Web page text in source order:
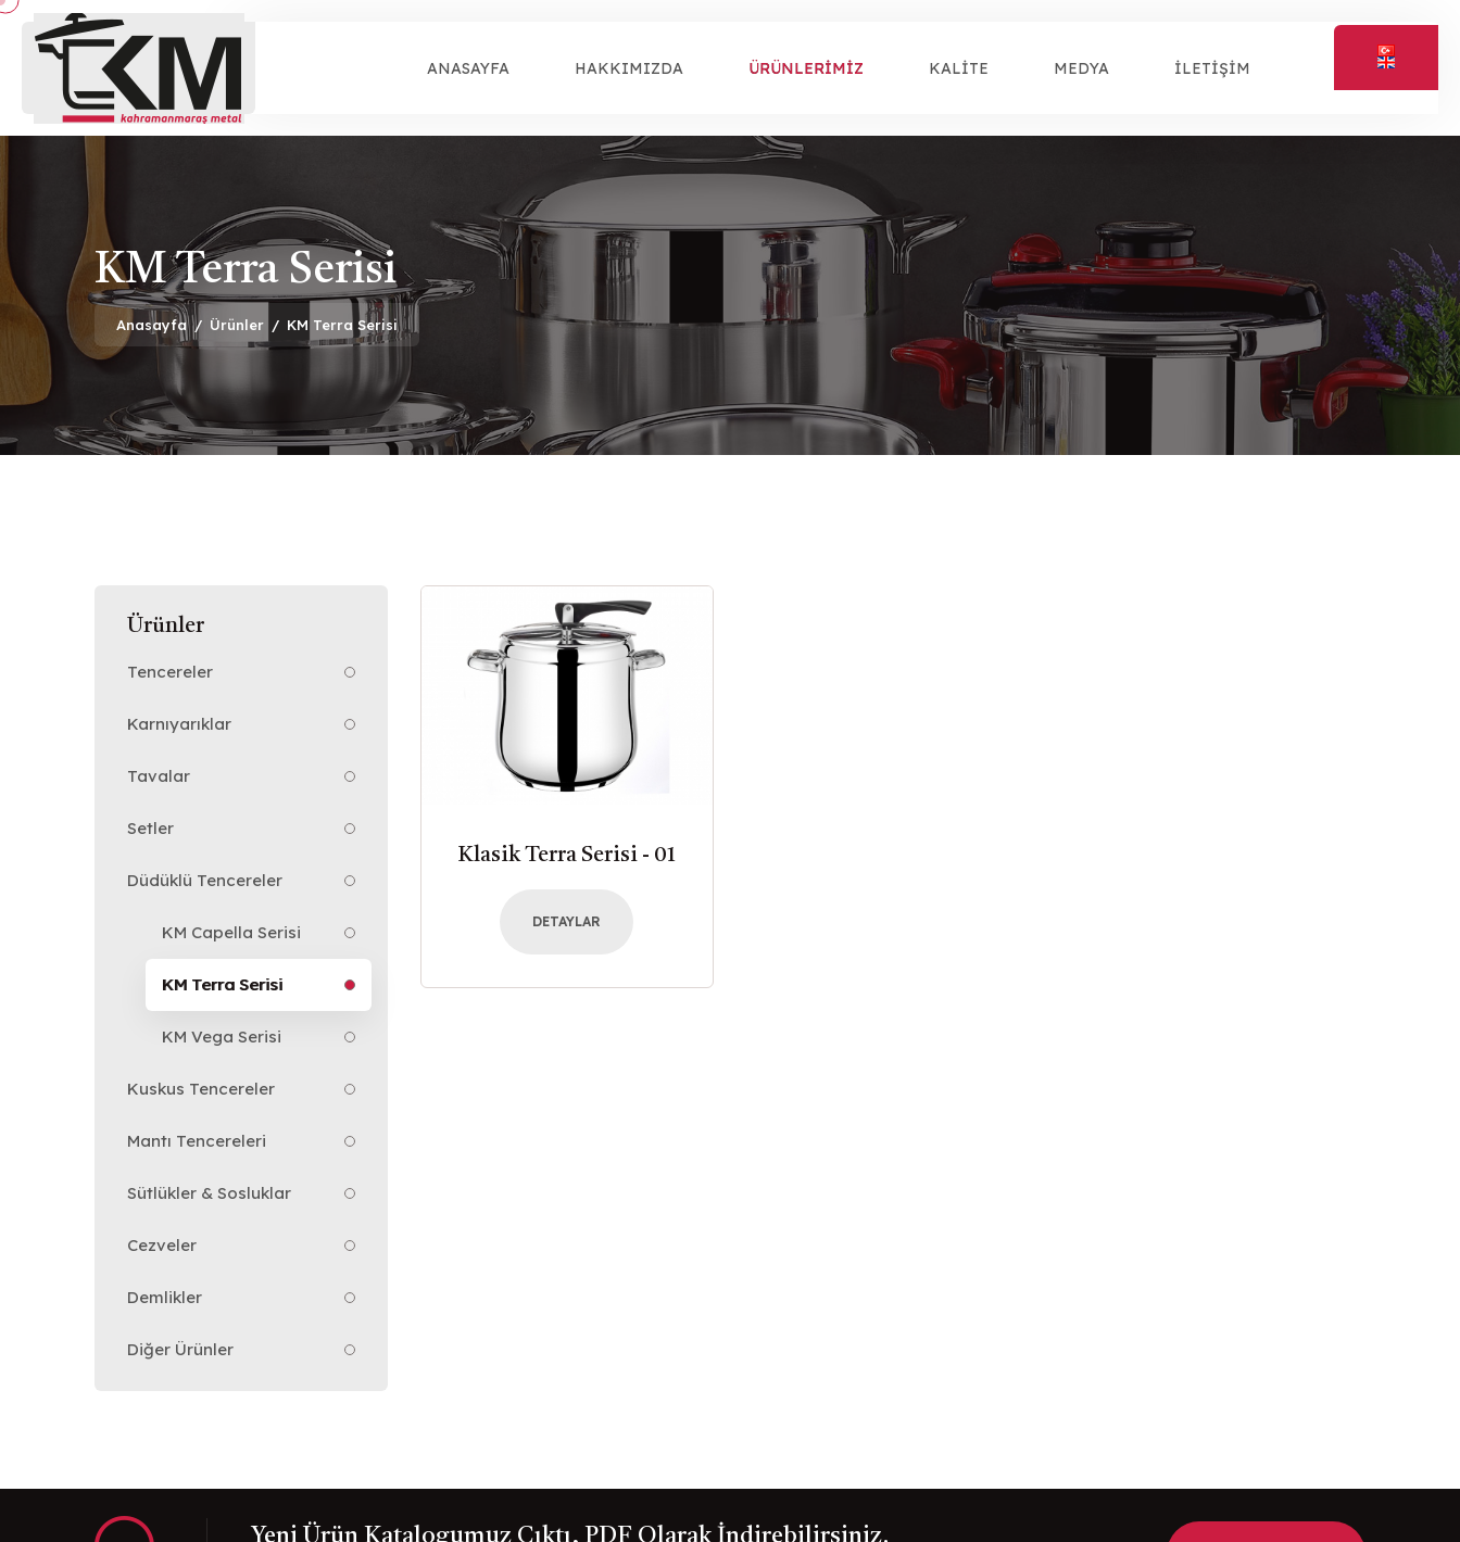
ANASAYFA HAKKIMIZDA ÜRÜNLERİMİZ KALİTE MEDYA İLETİŞİM
KM Terra Serisi
Anasayfa / Ürünler / KM Terra Serisi
Ürünler
Tencereler
Karnıyarıklar
Tavalar
Setler
Düdüklü Tencereler
KM Capella Serisi
KM Terra Serisi
KM Vega Serisi
Kuskus Tencereler
Mantı Tencereleri
Sütlükler & Sosluklar
Cezveler
Demlikler
Diğer Ürünler
Klasik Terra Serisi - 01
DETAYLAR
Yeni Ürün Katalogumuz Çıktı, PDF Olarak İndirebilirsiniz.